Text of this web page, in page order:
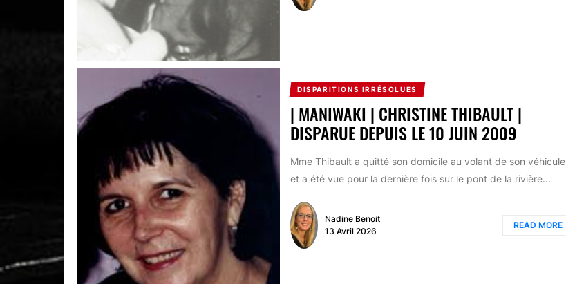
DISPARITIONS IRRÉSOLUES
| MANIWAKI | CHRISTINE THIBAULT |
DISPARUE DEPUIS LE 10 JUIN 2009
Mme Thibault a quitté son domicile au volant de son véhicule
et a été vue pour la dernière fois sur le pont de la rivière...
Nadine Benoit
13 Avril 2026
READ MORE